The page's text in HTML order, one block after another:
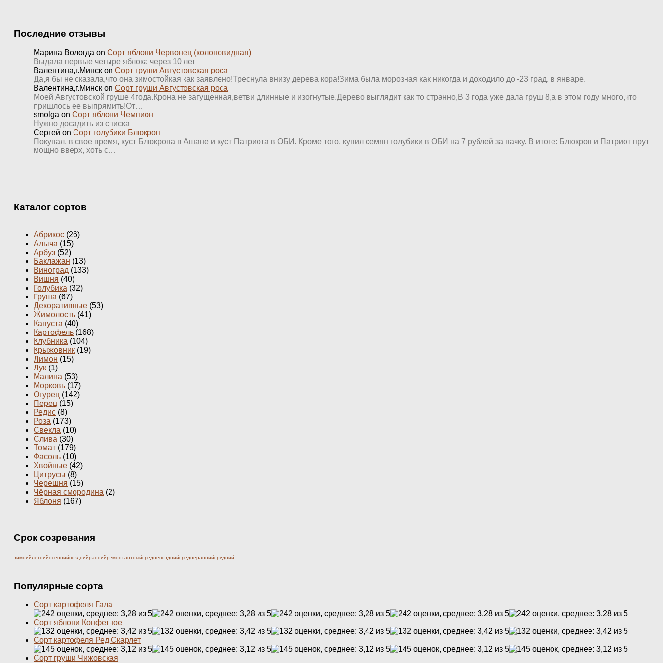
Последние отзывы
Марина Вологда on Сорт яблони Червонец (колоновидная)
Выдала первые четыре яблока через 10 лет
Валентина,г.Минск on Сорт груши Августовская роса
Да,я бы не сказала,что она зимостойкая как заявлено!Треснула внизу дерева кора!Зима была морозная как никогда и доходило до -23 град. в январе.
Валентина,г.Минск on Сорт груши Августовская роса
Моей Августовской груше 4года.Крона не загущенная,ветви длинные и изогнутые.Дерево выглядит как то странно,В 3 года уже дала груш 8,а в этом году много,что
пришлось ее выпрямить!От…
smolga on Сорт яблони Чемпион
Нужно досадить из списка
Сергей on Сорт голубики Блюкроп
Покупал, в свое время, куст Блюкропа в Ашане и куст Патриота в ОБИ. Кроме того, купил семян голубики в ОБИ на 7 рублей за пачку. В итоге: Блюкроп и Патриот прут
мощно вверх, хоть с…
Каталог сортов
Абрикос (26)
Алыча (15)
Арбуз (52)
Баклажан (13)
Виноград (133)
Вишня (40)
Голубика (32)
Груша (67)
Декоративные (53)
Жимолость (41)
Капуста (40)
Картофель (168)
Клубника (104)
Крыжовник (19)
Лимон (15)
Лук (1)
Малина (53)
Морковь (17)
Огурец (142)
Перец (15)
Редис (8)
Роза (173)
Свекла (10)
Слива (30)
Томат (179)
Фасоль (10)
Хвойные (42)
Цитрусы (8)
Черешня (15)
Чёрная смородина (2)
Яблоня (167)
Срок созревания
зимнийлетнийосеннийпозднийраннийремонтантныйсреднепозднийсреднераннийсредний
Популярные сорта
Сорт картофеля Гала
Сорт яблони Конфетное
Сорт картофеля Ред Скарлет
Сорт груши Чижовская